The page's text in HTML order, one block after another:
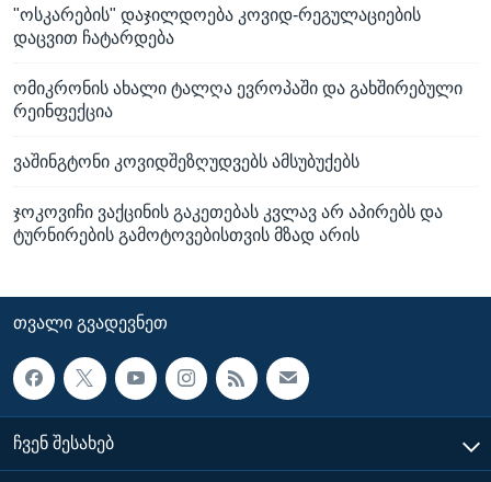
"ოსკარების" დაჯილდოება კოვიდ-რეგულაციების
დაცვით ჩატარდება
ომიკრონის ახალი ტალღა ევროპაში და გახშირებული
რეინფექცია
ვაშინგტონი კოვიდშეზღუდვებს ამსუბუქებს
ჯოკოვიჩი ვაქცინის გაკეთებას კვლავ არ აპირებს და
ტურნირების გამოტოვებისთვის მზად არის
ᲗᲕᲐᲚᲘ ᲒᲕᲐᲓᲔᲕᲜᲔᲗ
ᲩᲕᲔᲜ ᲨᲔᲡᲐᲮᲔᲑ